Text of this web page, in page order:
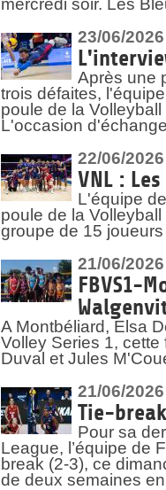
mercredi soir. Les
23/06/2026
Après une
trois défaites,
poule de la
L'occasion
22/06/2026
VNL :
L'équipe
poule de la
groupe de 15
21/06/2026
FBVS1-
A Montbéliard, Elsa
Volley Series 1,
Duval et Jules
21/06/2026
Tie-
Pour sa
League, l’équipe de
break (2-3), ce
de deux semaines